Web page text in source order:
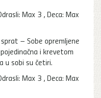
Max 3 , Deca: Max
– Sobe opremljene
i krevetom
u sobi su četiri.
Max 3 , Deca: Max